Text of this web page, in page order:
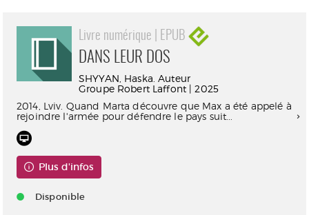
Livre numérique | EPUB
DANS LEUR DOS
SHYYAN, Haska. Auteur
Groupe Robert Laffont | 2025
2014, Lviv. Quand Marta découvre que Max a été appelé à
rejoindre l'armée pour défendre le pays suit...
Plus d'infos
Disponible